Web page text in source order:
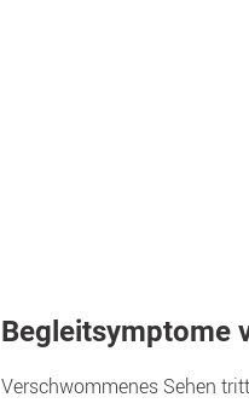
Begleitsymptome
Verschwommenes Sehen